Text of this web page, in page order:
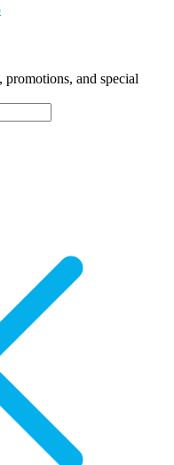
promotions, and special